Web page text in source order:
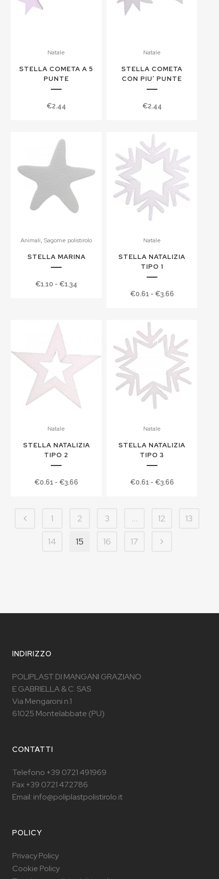
Natale
STELLA COMETA A 5
PUNTE
€2.44
Natale
STELLA COMETA
CON PIU’ PUNTE
€2.44
Animali,Sagome polistirolo
STELLA MARINA
€1.10 - €1.34
€1.34
Natale
STELLA NATALIZIA
TIPO 1
€0.61 - €3.66Fascia
€0.61
a
€3.66
Natale
STELLA NATALIZIA
TIPO 2
€0.61 - €3.66
da
a
Natale
STELLA NATALIZIA
TIPO 3
€0.61 - €3.66Fascia
1 2 3 … 12 13
14 15 16 17
INDIRIZZO
POLIPLAST DI MANGANI GRAZIANO
E GABRIELLA & C. SAS
Via Mengaroni n.1
61025 Montelabbate (PU)
CONTATTI
Telefono +39 0721 491969
Fax +39 0721 472786
Email: info@poliplastpolistirolo.it
POLICY
Privacy Policy
Cookie Policy